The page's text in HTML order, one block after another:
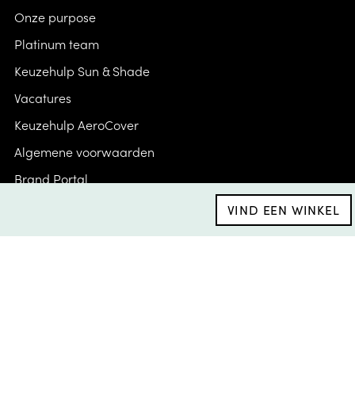
VIND EEN WINKEL
Onze purpose
Platinum team
Keuzehulp Sun & Shade
Vacatures
Keuzehulp AeroCover
Algemene voorwaarden
Brand Portal
Inspiratie